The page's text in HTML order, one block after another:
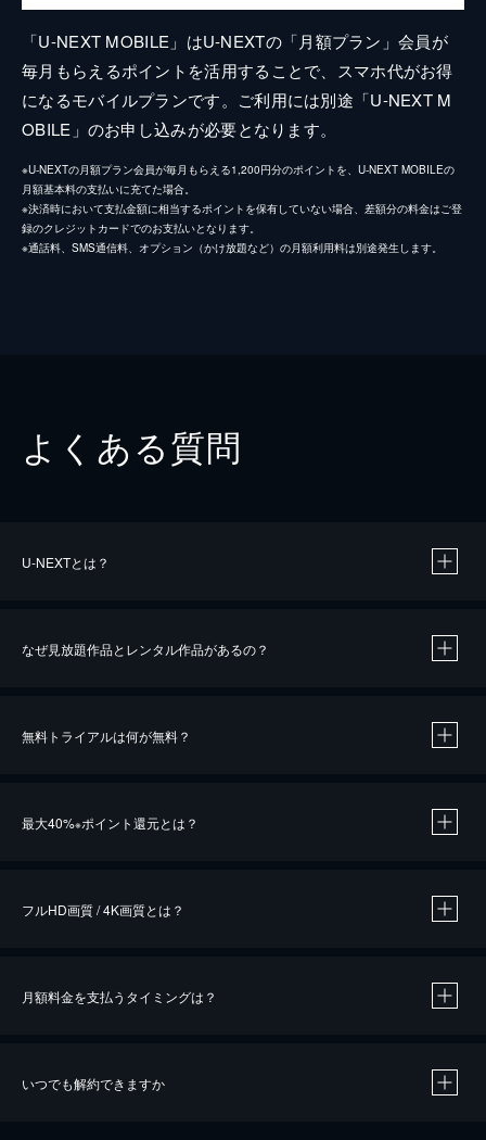
「U-NEXT MOBILE」はU-NEXTの「月額プラン」会員が
毎月もらえるポイントを活用することで、スマホ代がお得
になるモバイルプランです。ご利用には別途「U-NEXT M
OBILE」のお申し込みが必要となります。
※U-NEXTの月額プラン会員が毎月もらえる1,200円分のポイントを、U-NEXT MOBILEの
月額基本料の支払いに充てた場合。
※決済時において支払金額に相当するポイントを保有していない場合、差額分の料金はご登
録のクレジットカードでのお支払いとなります。
※通話料、SMS通信料、オプション（かけ放題など）の月額利用料は別途発生します。
よくある質問
U-NEXTとは？
なぜ見放題作品とレンタル作品があるの？
無料トライアルは何が無料？
最大40%※ポイント還元とは？
※40％ポイント還元の対象は、クレジットカード決済による作品の購入 / レンタルです。
フルHD画質 / 4K画質とは？
月額料金を支払うタイミングは？
いつでも解約できますか